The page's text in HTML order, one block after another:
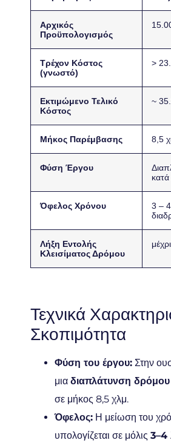
Αρχικός
Προϋπολογισμός
Τρέχον Κόστος
(γνωστό)
>
Εκτιμώμενο Τελικό
Κόστος
~
Μήκος Παρέμβασης 8,5
Φύση Έργου
Όφελος Χρόνου
3 –
Λήξη Εντολής
Κλεισίματος Δρόμου
Τεχνικά
Σκοπιμότητα
Φύση του έργου: Στην
μια διαπλάτυνση
σε μήκος 8,5 χλμ.
Όφελος: Η μείωση του
υπολογίζεται σε μόλις 3–4